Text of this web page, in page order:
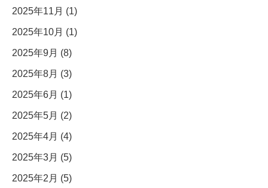
2025年11月 (1)
2025年10月 (1)
2025年9月 (8)
2025年8月 (3)
2025年6月 (1)
2025年5月 (2)
2025年4月 (4)
2025年3月 (5)
2025年2月 (5)